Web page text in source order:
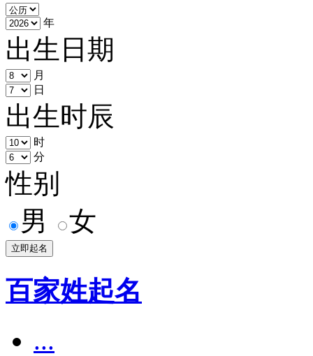
年
出生日期
月
日
出生时辰
时
分
性别
男
女
百家姓起名
...